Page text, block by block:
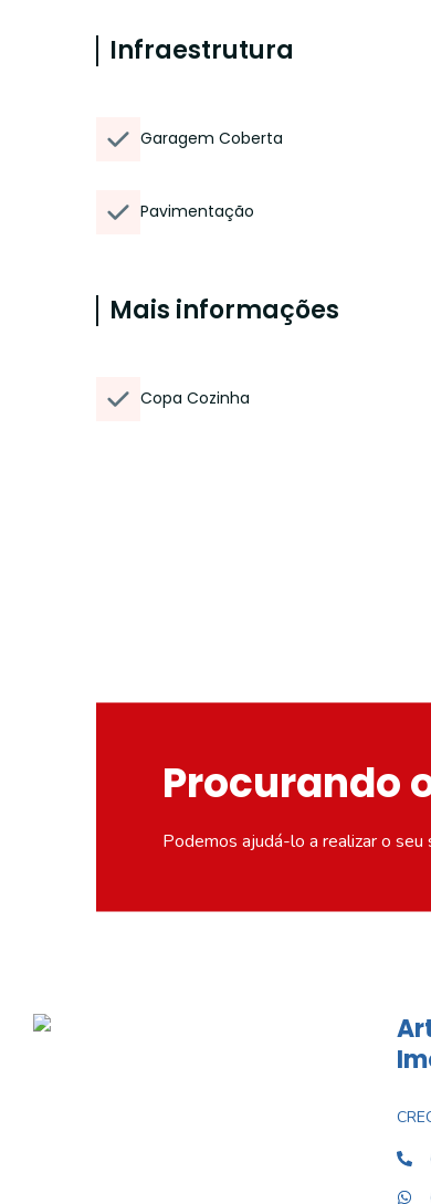
Infraestrutura
Garagem Coberta
Pavimentação
Mais informações
Copa Cozinha
Procurando
Podemos ajudá-lo a realizar o